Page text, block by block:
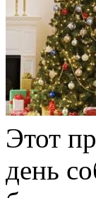
Этот
день